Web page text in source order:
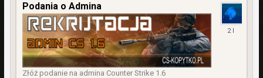
Podania o Admina
Złóż podanie na admina Counter Strike 1.6
18